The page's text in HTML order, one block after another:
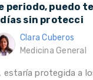
periodo, puedo
sin protecci
Clara Cuberos
Medicina General
estaría protegida a